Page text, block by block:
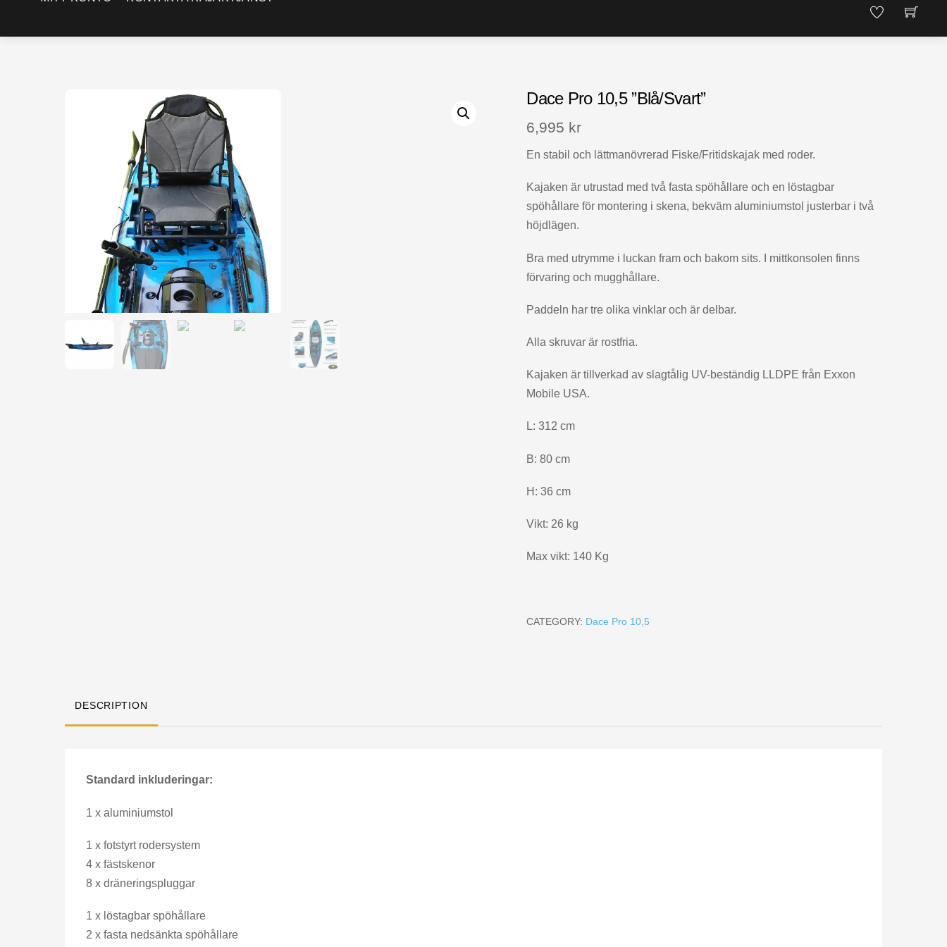
Dace Pro 10,5 ”Blå/Svart”
6,995 kr
En stabil och lättmanövrerad Fiske/Fritidskajak med roder.
Kajaken är utrustad med två fasta spöhållare och en löstagbar
spöhållare för montering i skena, bekväm aluminiumstol justerbar i två
höjdlägen.
Bra med utrymme i luckan fram och bakom sits. I mittkonsolen finns
förvaring och mugghållare.
Paddeln har tre olika vinklar och är delbar.
Alla skruvar är rostfria.
Kajaken är tillverkad av slagtålig UV-beständig LLDPE från Exxon
Mobile USA.
L: 312 cm
B: 80 cm
H: 36 cm
Vikt: 26 kg
Max vikt: 140 Kg
CATEGORY: Dace Pro 10,5
DESCRIPTION
Standard inkluderingar:
1 x aluminiumstol
1 x fotstyrt rodersystem
4 x fästskenor
8 x dräneringspluggar
1 x löstagbar spöhållare
2 x fasta nedsänkta spöhållare